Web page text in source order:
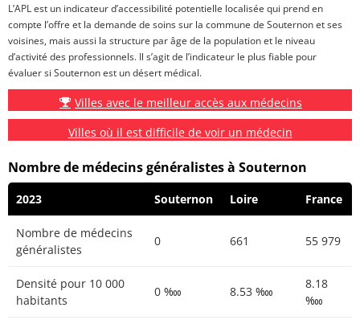
L’APL est un indicateur d’accessibilité potentielle localisée qui prend en
compte l’offre et la demande de soins sur la commune de Souternon et ses
voisines, mais aussi la structure par âge de la population et le niveau
d’activité des professionnels. Il s’agit de l’indicateur le plus fiable pour
évaluer si Souternon est un désert médical.
Villes avec le meilleur accès aux médecins
Villes où il est difficile de voir un médecin
Nombre de médecins généralistes à Souternon
2023 Souternon Loire France
Nombre de médecins
généralistes
0 661 55 979
Densité pour 10 000
habitants
0 ‱ 8.53 ‱
8.18
‱